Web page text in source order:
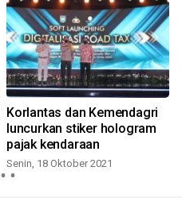
Korlantas dan Kemendagri
luncurkan stiker hologram
pajak kendaraan
Senin, 18 Oktober 2021